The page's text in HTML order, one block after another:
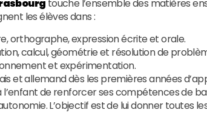
touche l’ensemble des matières
les élèves dans :
orthographe, expression écrite et orale.
calcul, géométrie et résolution de
et expérimentation.
et allemand dès les premières années
de renforcer ses compétences de
L’objectif est de lui donner toutes